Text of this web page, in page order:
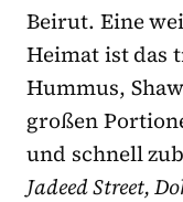
Beirut. Eine
Heimat ist das
Hummus,
großen
und schnell
Jadeed Street,